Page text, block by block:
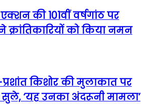
की 101वीं वर्षगांठ पर
क्रांतिकारियों को किया नमन
प्रशांत किशोर की मुलाकात पर
सुले, ‘यह उनका अंदरूनी मामला’